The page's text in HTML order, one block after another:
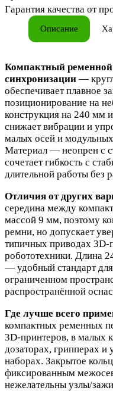
Гарантия качества от
Описание
Компактный ременной
синхронизации —
обеспечивает плавное
позиционирование на
конструкция на 240 мм
снижает вибрации и
малых осей и
Материал — неопрен с
сочетает гибкость с
длительной работы без
Отличия от других
середина между
массой 9 мм, поэтому
ремни, но допускает
типичных приводах
робототехники. Длина
— удобный стандарт
ограниченном
распространённой
Где лучше всего
компактных ременных
3D‑принтеров, в малых
дозаторах, грипперах и
наборах. Закрытое
фиксированным
нежелательны узлы/